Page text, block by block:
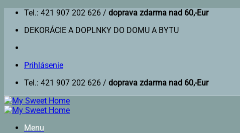
Skip
content
Tel.: 421 907 202 626 / doprava zdarma nad 60,-Eur
DEKORÁCIE A DOPLNKY DO DOMU A BYTU
Prihlásenie
Tel.: 421 907 202 626 / doprava zdarma nad 60,-Eur
Menu